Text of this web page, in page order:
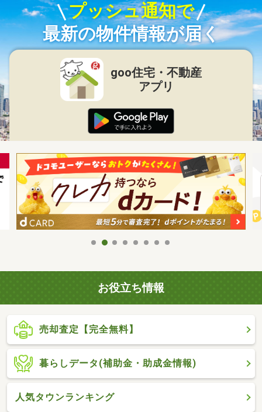
プッシュ通知で
最新の物件情報が届く
goo住宅・不動産
アプリ
お役立ち情報
売却査定【完全無料】
暮らしデータ(補助金・助成金情報)
人気タウンランキング